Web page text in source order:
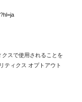
スで使用されることを
ティクス オプトアウト